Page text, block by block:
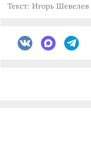
Текст: Игорь Шевелев